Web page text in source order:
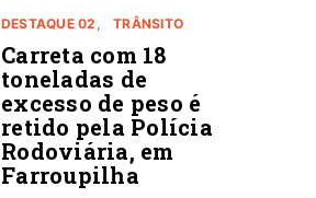
DESTAQUE 02 TRÂNSITO
Carreta com 18
toneladas de
excesso de peso é
retido pela Polícia
Rodoviária, em
Farroupilha